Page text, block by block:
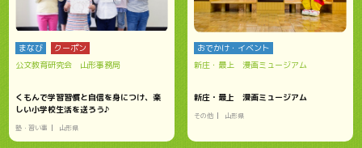
まなび
クーポン
公文教育研究会 山形事務局
くもんで学習習慣と自信を身につけ、楽
しい小学校生活を送ろう♪
塾・習い事 山形県
おでかけ・イベント
新庄・最上 漫画ミュージアム
新庄・最上 漫画ミュージアム
その他 山形県